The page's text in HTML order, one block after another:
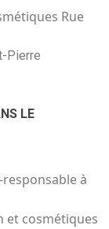
Rue
Pierre
LE
à
et cosmétiques